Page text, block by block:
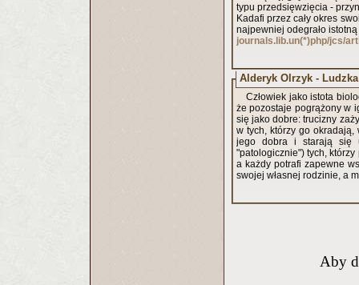
typu przedsięwzięcia -
Kadafi przez cały okres
najpewniej odegrało
journals.lib.un(*)php/jcs/
Alderyk Olrzyk -
Człowiek jako istota
że pozostaje pogrążony w
się jako dobre: trucizny
w tych, którzy go
jego dobra i starają się
"patologicznie") tych,
a każdy potrafi zapewne
swojej własnej rodzinie, a
Aby